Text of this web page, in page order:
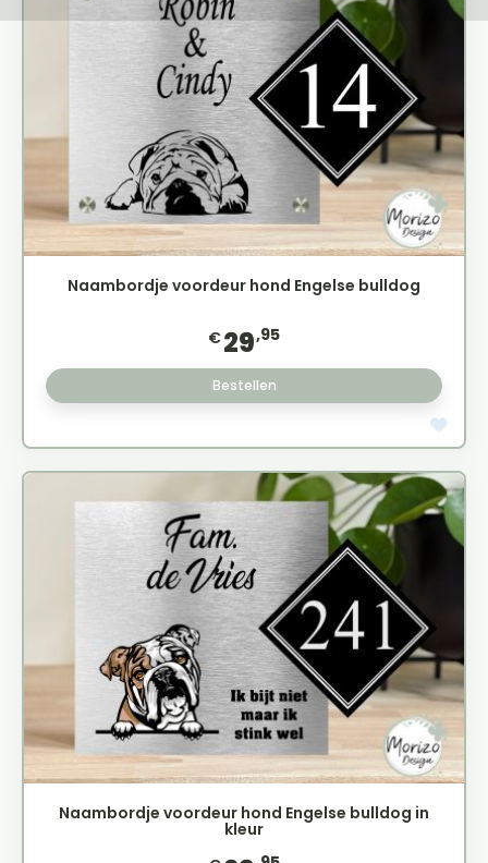
Naambordje voordeur hond Engelse bulldog
€29,95
Bestellen
Naambordje voordeur hond Engelse bulldog in
kleur